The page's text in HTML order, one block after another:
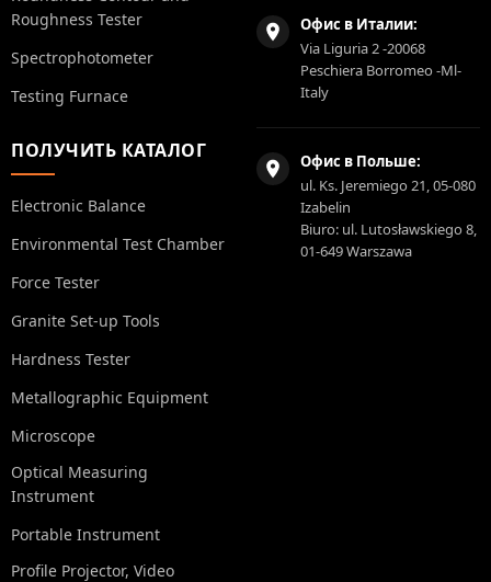
Roughness Tester
Spectrophotometer
Testing Furnace
ПОЛУЧИТЬ КАТАЛОГ
Electronic Balance
Environmental Test Chamber
Force Tester
Granite Set-up Tools
Hardness Tester
Metallographic Equipment
Microscope
Optical Measuring
Instrument
Portable Instrument
Profile Projector, Video
Офис в Италии:
Via Liguria 2 -20068
Peschiera Borromeo -Ml-
Italy
Офис в Польше:
ul. Ks. Jeremiego 21, 05-080
Izabelin
Biuro: ul. Lutosławskiego 8,
01-649 Warszawa